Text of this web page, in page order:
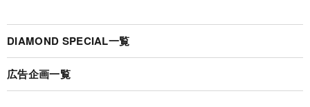
DIAMOND SPECIAL一覧
広告企画一覧